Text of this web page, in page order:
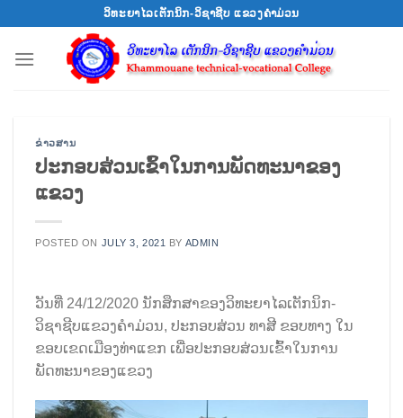
content
ວິທະຍາໄລເຕັກນິກ-ວິຊາຊີບ ແຂວງຄຳມ່ວນ
ຂ່າວສານ
ປະກອບສ່ວນເຂົ້າໃນການພັດທະນາຂອງ
ແຂວງ
POSTED ON JULY 3, 2021 BY ADMIN
ວັນທີ່ 24/12/2020 ນັກສຶກສາຂອງວິທະຍາໄລເຕັກນິກ-
ວິຊາຊີບແຂວງຄຳມ່ວນ, ປະກອບສ່ວນ ທາສີ ຂອບທາງ ໃນ
ຂອບເຂດເມືອງທ່າແຂກ ເພື່ອປະກອບສ່ວນເຂົ້າໃນການ
ພັດທະນາຂອງແຂວງ